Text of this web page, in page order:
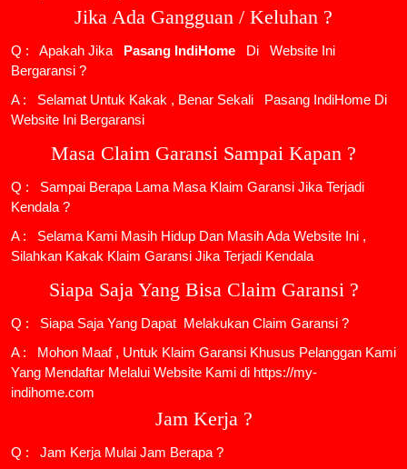
Jika Ada Gangguan / Keluhan ?
Q : Apakah Jika Pasang IndiHome Di
Website Ini
Bergaransi ?
A : Selamat Untuk Kakak , Benar Sekali
Pasang IndiHome Di
Website Ini Bergaransi
Masa Claim Garansi Sampai Kapan ?
Q : Sampai Berapa Lama Masa Klaim Garansi Jika Terjadi
Kendala ?
A : Selama Kami Masih Hidup Dan Masih Ada Website Ini ,
Silahkan Kakak Klaim Garansi Jika Terjadi Kendala
Siapa Saja Yang Bisa Claim Garansi ?
Q : Siapa Saja Yang Dapat Melakukan Claim Garansi ?
A : Mohon Maaf , Untuk Klaim Garansi Khusus Pelanggan Kami
Yang Mendaftar Melalui Website Kami di https://my-
indihome.com
Jam Kerja ?
Q : Jam Kerja Mulai Jam Berapa ?